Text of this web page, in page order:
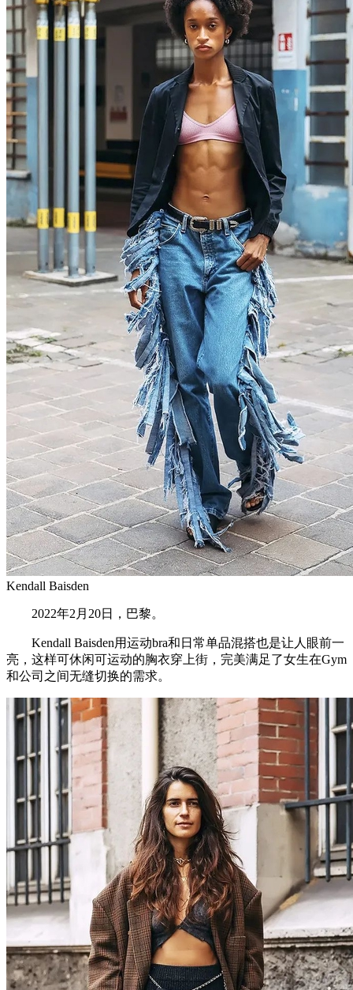
Kendall Baisden
2022年2月20日，巴黎。
Kendall Baisden用运动bra和日常单品混搭也是让人眼前一
亮，这样可休闲可运动的胸衣穿上街，完美满足了女生在Gym
和公司之间无缝切换的需求。